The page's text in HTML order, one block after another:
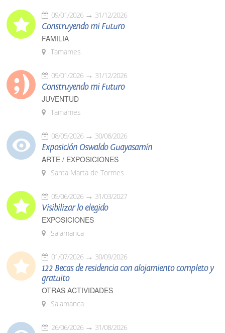
09/01/2026 31/12/2026
Construyendo mi Futuro
FAMILIA
Tamames
09/01/2026 31/12/2026
Construyendo mi Futuro
JUVENTUD
Tamames
08/05/2026 30/08/2026
Exposición Oswaldo Guayasamín
ARTE / EXPOSICIONES
Santa Marta de Tormes
05/06/2026 31/03/2027
Visibilizar lo elegido
EXPOSICIONES
Salamanca
01/07/2026 30/09/2026
122 Becas de residencia con alojamiento completo y
gratuito
OTRAS ACTIVIDADES
Salamanca
26/06/2026 31/08/2026